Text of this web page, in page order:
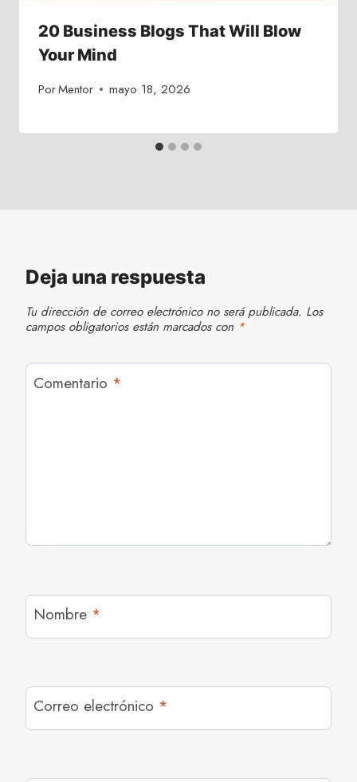
20 Business Blogs That Will Blow
Your Mind
PorMentor mayo 18, 2026
Deja una respuesta
Tu dirección de correo electrónico no será publicada. Los
campos obligatorios están marcados con *
Comentario *
Nombre *
Correo electrónico *